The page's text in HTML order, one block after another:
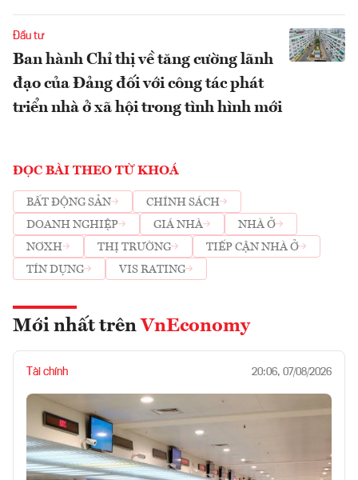
Đầu tư
Ban hành Chỉ thị về tăng cường lãnh
đạo của Đảng đối với công tác phát
triển nhà ở xã hội trong tình hình mới
ĐỌC BÀI THEO TỪ KHOÁ
BẤT ĐỘNG SẢN
CHÍNH SÁCH
DOANH NGHIỆP
GIÁ NHÀ
NHÀ Ở
NƠXH
THỊ TRƯỜNG
TIẾP CẬN NHÀ Ở
TÍN DỤNG
VIS RATING
Mới nhất trên VnEconomy
Tài chính 20:06, 07/08/2026